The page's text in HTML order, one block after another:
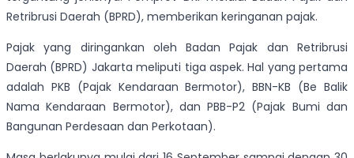
Retribrusi Daerah (BPRD), memberikan keringanan pajak.
Pajak yang diringankan oleh Badan Pajak dan Retribrusi
Daerah (BPRD) Jakarta meliputi tiga aspek. Hal yang pertama
adalah PKB (Pajak Kendaraan Bermotor), BBN-KB (Be Balik
Nama Kendaraan Bermotor), dan PBB-P2 (Pajak Bumi dan
Bangunan Perdesaan dan Perkotaan).